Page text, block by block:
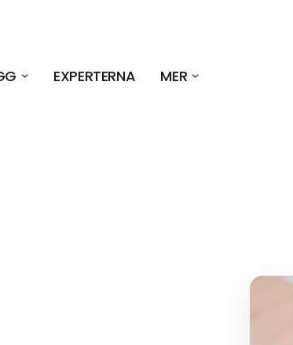
EXPERTERNA MER